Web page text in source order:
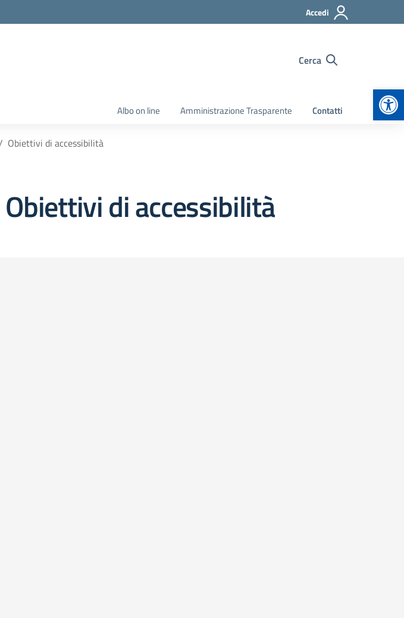
Accedi
Cerca
Albo on line Amministrazione Trasparente Contatti
Obiettivi di accessibilità
Obiettivi di accessibilità